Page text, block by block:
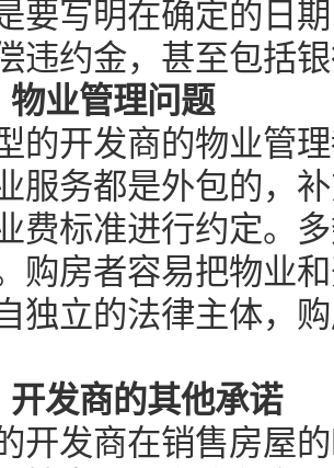
要写明在确定的日
违约金，甚至包括
物业管理问题
开发商的物业管理
服务都是外包的，
费标准进行约定。
购房者容易把物业
独立的法律主体，
开发商的其他承诺
发商在销售房屋的